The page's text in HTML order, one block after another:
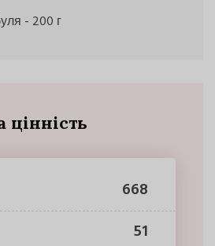
- 200 г
цінність
668
51